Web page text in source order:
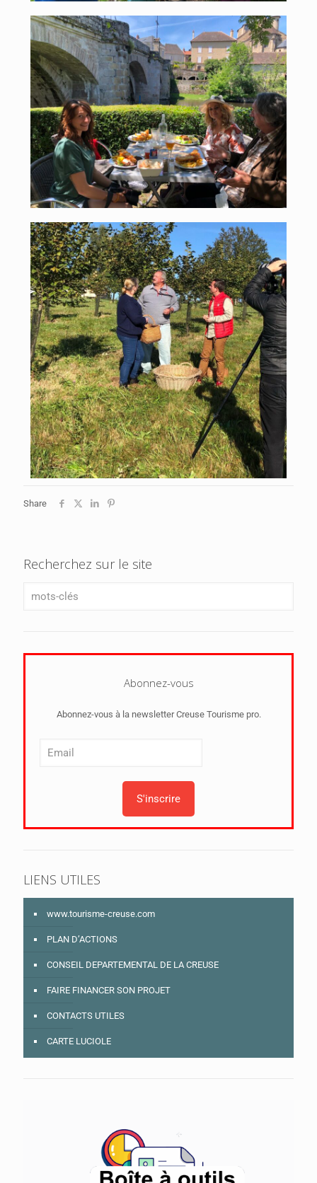
Share
Recherchez sur le site
Abonnez-vous
Abonnez-vous à la newsletter Creuse Tourisme pro.
LIENS UTILES
www.tourisme-creuse.com
PLAN D’ACTIONS
CONSEIL DEPARTEMENTAL DE LA CREUSE
FAIRE FINANCER SON PROJET
CONTACTS UTILES
CARTE LUCIOLE